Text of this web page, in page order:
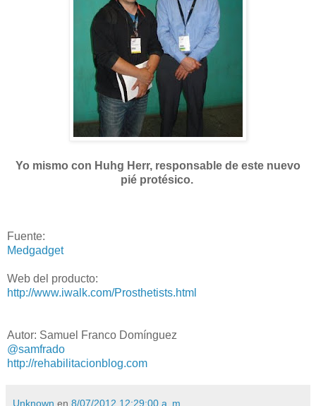
Yo mismo con Huhg Herr, responsable de este nuevo
pié protésico.
Fuente:
Medgadget
Web del producto:
http://www.iwalk.com/Prosthetists.html
Autor: Samuel Franco Domínguez
@samfrado
http://rehabilitacionblog.com
Unknown en 8/07/2012 12:29:00 a. m.